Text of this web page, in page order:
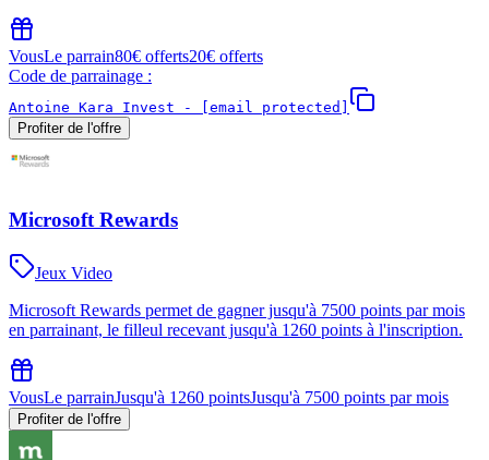
VousLe parrain80€ offerts20€ offerts
Code de parrainage :
Antoine Kara Invest -
[email protected]
Profiter de l'offre
Microsoft Rewards
Jeux Video
Microsoft Rewards permet de gagner jusqu'à 7500 points par mois
en parrainant, le filleul recevant jusqu'à 1260 points à l'inscription.
VousLe parrainJusqu'à 1260 pointsJusqu'à 7500 points par mois
Profiter de l'offre